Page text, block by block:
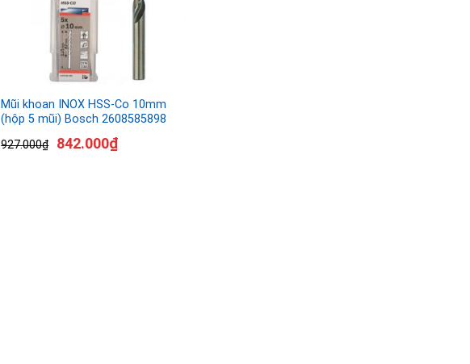
Mũi khoan INOX HSS-Co 10mm
(hộp 5 mũi) Bosch 2608585898
927.000₫ 842.000₫